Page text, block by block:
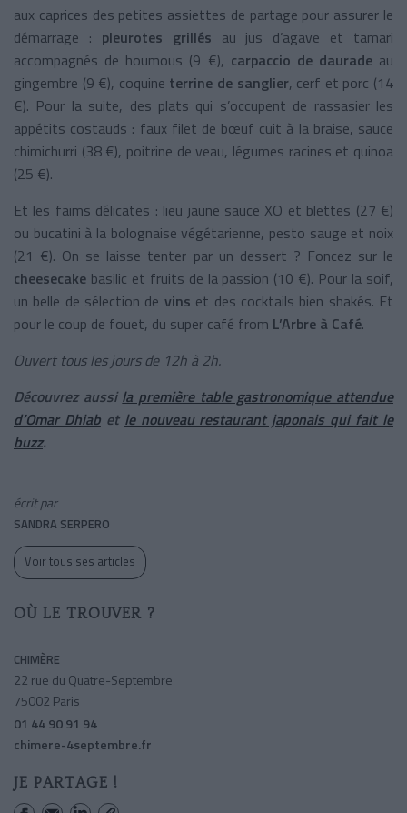
aux caprices des petites assiettes de partage pour assurer le
démarrage : pleurotes grillés au jus d’agave et tamari
accompagnés de houmous (9 €), carpaccio de dauradeau
gingembre (9 €), coquine terrine de sanglier, cerf et porc (14
€). Pour la suite, des plats qui s’occupent de rassasier les
appétits costauds : faux filet de bœuf cuit à la braise, sauce
chimichurri (38 €), poitrine de veau, légumes racines et quinoa
(25 €).
Et les faims délicates : lieu jaune sauce XO et blettes (27 €)
ou bucatini à la bolognaise végétarienne, pesto sauge et noix
(21 €). On se laisse tenter par un dessert ? Foncez sur le
cheesecake basilic et fruits de la passion (10 €). Pour la soif,
un belle de sélection de vins et des cocktails bien shakés. Et
pour le coup de fouet, du super café from L’Arbre à Café.
Ouvert tous les jours de 12h à 2h.
Découvrez aussi la première table gastronomique attendue
d’Omar Dhiabet le nouveau restaurant japonais qui fait le
buzz.
écrit par
SANDRA SERPERO
Voir tous ses articles
OÙ LE TROUVER ?
CHIMÈRE
22 rue du Quatre-Septembre
75002 Paris
01 44 90 91 94
chimere-4septembre.fr
JE PARTAGE !